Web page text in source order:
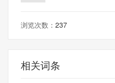
浏览次数： 237
相关词条